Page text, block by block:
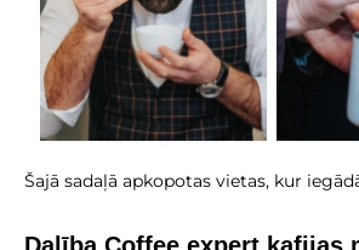
Šajā sadaļā apkopotas vietas, kur